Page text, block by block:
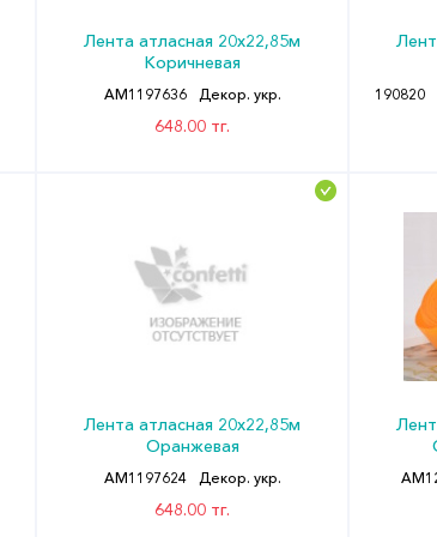
Лента атласная 20х22,85м
Коричневая
АМ1197636 Декор. укр.
648.00 тг.
190820
Лента атласная 20х22,85м
Оранжевая
АМ1197624 Декор. укр.
648.00 тг.